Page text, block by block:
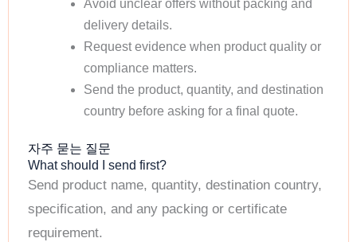
Avoid unclear offers without packing and
delivery details.
Request evidence when product quality or
compliance matters.
Send the product, quantity, and destination
country before asking for a final quote.
자주 묻는 질문
What should I send first?
Send product name, quantity, destination country,
specification, and any packing or certificate
requirement.